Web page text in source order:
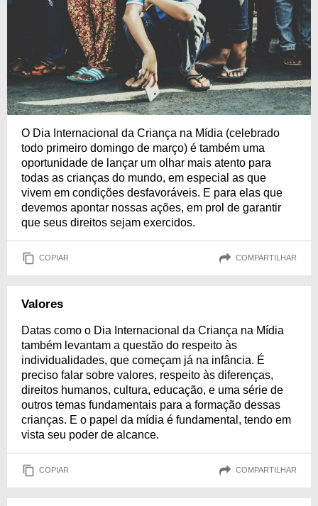
O Dia Internacional da Criança na Mídia (celebrado
todo primeiro domingo de março) é também uma
oportunidade de lançar um olhar mais atento para
todas as crianças do mundo, em especial as que
vivem em condições desfavoráveis. E para elas que
devemos apontar nossas ações, em prol de garantir
que seus direitos sejam exercidos.
COPIAR COMPARTILHAR
Valores
Datas como o Dia Internacional da Criança na Mídia
também levantam a questão do respeito às
individualidades, que começam já na infância. É
preciso falar sobre valores, respeito às diferenças,
direitos humanos, cultura, educação, e uma série de
outros temas fundamentais para a formação dessas
crianças. E o papel da mídia é fundamental, tendo em
vista seu poder de alcance.
COPIAR COMPARTILHAR